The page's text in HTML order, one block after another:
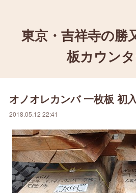
東京・吉祥寺の勝
板カウンタ
オノオレカンバ 一枚板 初
2018.05.12 22:41